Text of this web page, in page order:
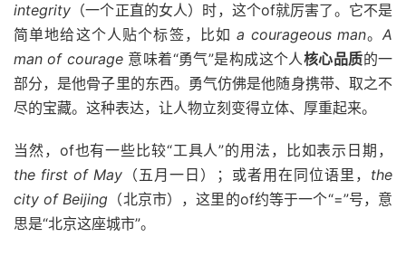
integrity （一个正直的女人）时，这个of就厉害了。它不是
简单地给这个人贴个标签，比如a courageous man。A
man of courage意味着“勇气”是构成这个人核心品质的一
部分，是他骨子里的东西。勇气仿佛是他随身携带、取之不
尽的宝藏。这种表达，让人物立刻变得立体、厚重起来。
当然，of也有一些比较“工具人”的用法，比如表示日期，
the first of May （五月一日）；或者用在同位语里， the
city of Beijing （北京市），这里的of约等于一个“=”号，意
思是“北京这座城市”。